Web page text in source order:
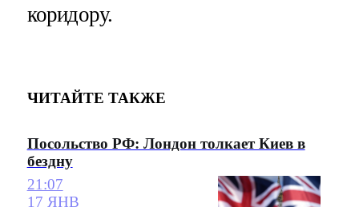
коридору.
ЧИТАЙТЕ ТАКЖЕ
Посольство РФ: Лондон толкает Киев в
бездну
21:07
17 ЯНВ